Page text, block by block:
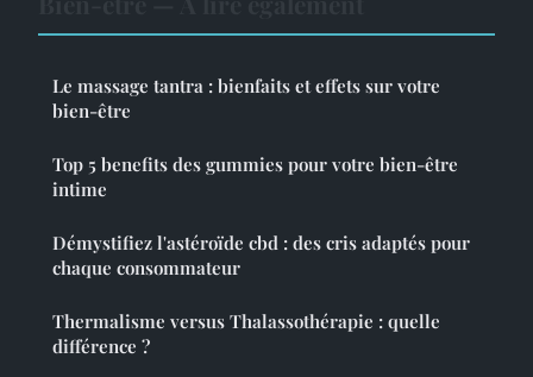
Le massage tantra : bienfaits et effets sur votre
bien-être
Top 5 benefits des gummies pour votre bien-être
intime
Démystifiez l'astéroïde cbd : des cris adaptés pour
chaque consommateur
Thermalisme versus Thalassothérapie : quelle
différence ?